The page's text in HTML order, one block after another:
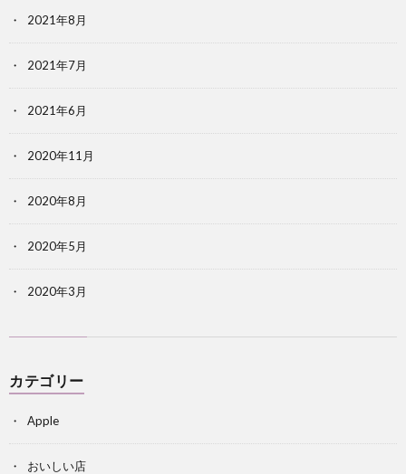
2021年8月
2021年7月
2021年6月
2020年11月
2020年8月
2020年5月
2020年3月
カテゴリー
Apple
おいしい店